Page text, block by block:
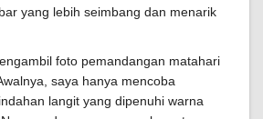
yang lebih seimbang dan menarik
foto pemandangan matahari
saya hanya mencoba
langit yang dipenuhi warna